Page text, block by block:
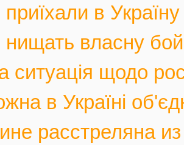
в
власну
ситуація щодо
в Україні
расстреляна из